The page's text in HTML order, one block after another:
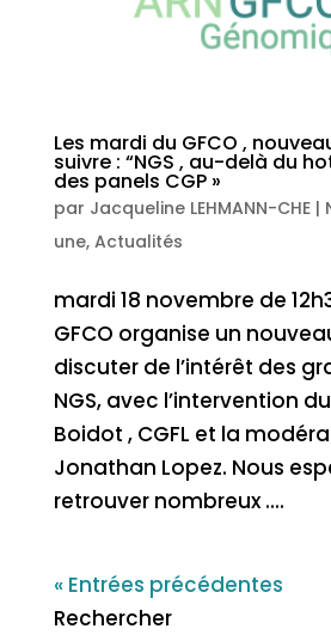
Les mardi du GFCO ,
suivre : “NGS , au-delà du
des panels CGP »
par Jacqueline LEHMANN-CHE|
une, Actualités
mardi 18 novembre de
GFCO organise un
discuter de l’intérêt des
NGS, avec l’intervention
Boidot , CGFL et la
Jonathan Lopez. Nous
retrouver nombreux ....
« Entrées précédentes
Rechercher